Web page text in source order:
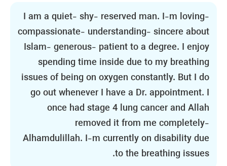
I am a quiet- shy- reserved man. I-m loving-
compassionate- understanding- sincere about
Islam- generous- patient to a degree. I enjoy
spending time inside due to my breathing
issues of being on oxygen constantly. But I do
go out whenever I have a Dr. appointment. I
once had stage 4 lung cancer and Allah
removed it from me completely-
Alhamdulillah. I-m currently on disability due
to the breathing issues.